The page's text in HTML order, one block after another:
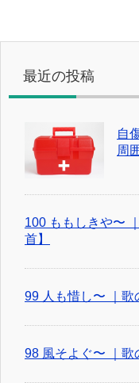
最近の投稿
自
周
100 ももしきや〜
首】
99 人も惜し〜 ｜歌
98 風そよぐ〜 ｜歌